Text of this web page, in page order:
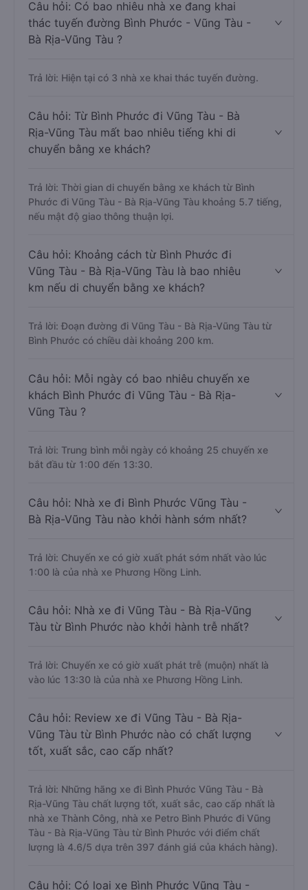
Câu hỏi: Có bao nhiêu nhà xe đang khai
thác tuyến đường Bình Phước - Vũng Tàu -
Bà Rịa-Vũng Tàu ?
Trả lời: Hiện tại có 3 nhà xe khai thác tuyến đường.
Câu hỏi: Từ Bình Phước đi Vũng Tàu - Bà
Rịa-Vũng Tàu mất bao nhiêu tiếng khi di
chuyển bằng xe khách?
Trả lời: Thời gian di chuyển bằng xe khách từ Bình
Phước đi Vũng Tàu - Bà Rịa-Vũng Tàu khoảng 5.7 tiếng,
nếu mật độ giao thông thuận lợi.
Câu hỏi: Khoảng cách từ Bình Phước đi
Vũng Tàu - Bà Rịa-Vũng Tàu là bao nhiêu
km nếu di chuyển bằng xe khách?
Trả lời: Đoạn đường đi Vũng Tàu - Bà Rịa-Vũng Tàu từ
Bình Phước có chiều dài khoảng 200 km.
Câu hỏi: Mỗi ngày có bao nhiêu chuyến xe
khách Bình Phước đi Vũng Tàu - Bà Rịa-
Vũng Tàu ?
Trả lời: Trung bình mỗi ngày có khoảng 25 chuyến xe
bắt đầu từ 1:00 đến 13:30.
Câu hỏi: Nhà xe đi Bình Phước Vũng Tàu -
Bà Rịa-Vũng Tàu nào khởi hành sớm nhất?
Trả lời: Chuyến xe có giờ xuất phát sớm nhất vào lúc
1:00 là của nhà xe Phương Hồng Linh.
Câu hỏi: Nhà xe đi Vũng Tàu - Bà Rịa-Vũng
Tàu từ Bình Phước nào khởi hành trễ nhất?
Trả lời: Chuyến xe có giờ xuất phát trễ (muộn) nhất là
vào lúc 13:30 là của nhà xe Phương Hồng Linh.
Câu hỏi: Review xe đi Vũng Tàu - Bà Rịa-
Vũng Tàu từ Bình Phước nào có chất lượng
tốt, xuất sắc, cao cấp nhất?
Trả lời: Những hãng xe đi Bình Phước Vũng Tàu - Bà
Rịa-Vũng Tàu chất lượng tốt, xuất sắc, cao cấp nhất là
nhà xe Thành Công, nhà xe Petro Bình Phước đi Vũng
Tàu - Bà Rịa-Vũng Tàu từ Bình Phước với điểm chất
lượng là 4.6/5 dựa trên 397 đánh giá của khách hàng).
Câu hỏi: Có loại xe Bình Phước Vũng Tàu -